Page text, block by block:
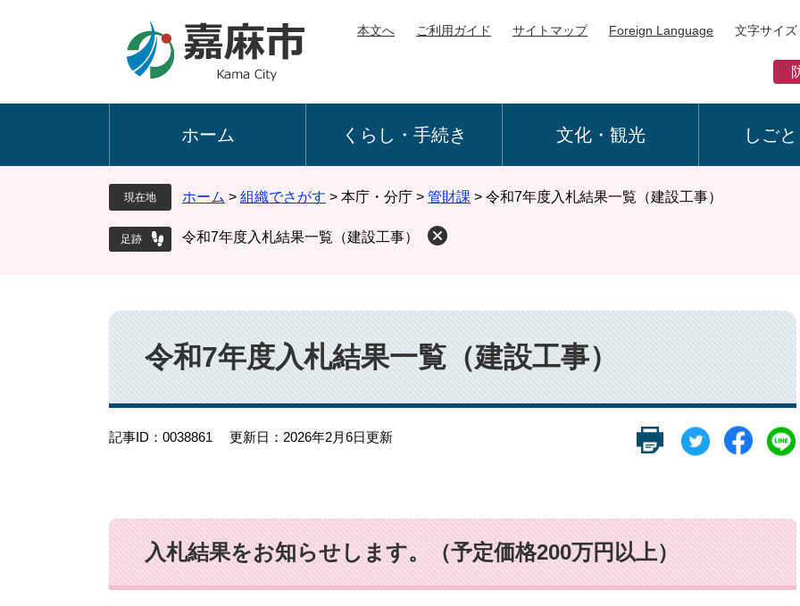
本文へ ご利用ガイド サイトマップ Foreign Language 文字サイズ
ホーム くらし・手続き 文化・観光 しご
現在地 ホーム > 組織でさがす > 本庁・分庁 > 管財課 > 令和7年度入札結果一覧（建設工事）
令和7年度入札結果一覧（建設工事）
本
文
令和7年度入札結果一覧（建設工事）
記事ID：0038861 更新日：2026年2月6日更新
入札結果をお知らせします。（予定価格200万円以上）